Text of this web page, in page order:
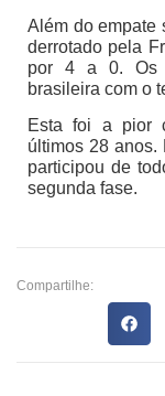
Além do empate
derrotado pela
por 4 a 0. Os
brasileira com o
Esta foi a pior
últimos 28
participou de
segunda fase.
Compartilhe: